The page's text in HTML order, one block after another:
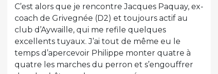
C’est alors que je rencontre Jacques Paquay, ex-
coach de Grivegnée (D2) et toujours actif au
club d’Aywaille, qui me refile quelques
excellents tuyaux. J’ai tout de même eu le
temps d’apercevoir Philippe monter quatre à
quatre les marches du perron et s’engouffrer